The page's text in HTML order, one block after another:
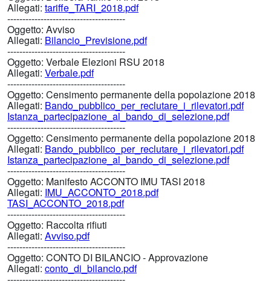
Allegati: tariffe_TARI_2018.pdf
---------------------------------------
Oggetto: Avviso
Allegati: Bilancio_Previsione.pdf
---------------------------------------
Oggetto: Verbale Elezioni RSU 2018
Allegati: Verbale.pdf
---------------------------------------
Oggetto: Censimento permanente della popolazione 2018
Allegati: Bando_pubblico_per_reclutare_i_rilevatori.pdf
Istanza_partecipazione_al_bando_di_selezione.pdf
---------------------------------------
Oggetto: Censimento permanente della popolazione 2018
Allegati: Bando_pubblico_per_reclutare_i_rilevatori.pdf
Istanza_partecipazione_al_bando_di_selezione.pdf
---------------------------------------
Oggetto: Manifesto ACCONTO IMU TASI 2018
Allegati: IMU_ACCONTO_2018.pdf
TASI_ACCONTO_2018.pdf
---------------------------------------
Oggetto: Raccolta rifiuti
Allegati: Avviso.pdf
---------------------------------------
Oggetto: CONTO DI BILANCIO - Approvazione
Allegati: conto_di_bilancio.pdf
---------------------------------------